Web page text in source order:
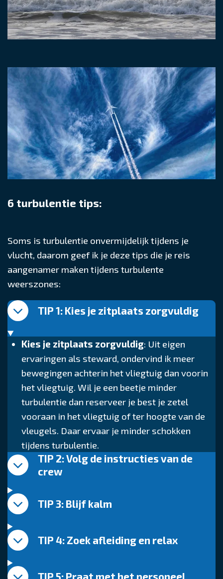
6 turbulentie tips:
Soms is turbulentie onvermijdelijk tijdens je
vlucht, daarom geef ik je deze tips die je reis
aangenamer maken tijdens turbulente
weerszones:
TIP 1: Kies je zitplaats zorgvuldig
Kies je zitplaats zorgvuldig: Uit eigen
ervaringen als steward, ondervind ik meer
bewegingen achterin het vliegtuig dan voorin
het vliegtuig. Wil je een beetje minder
turbulentie dan reserveer je best je zetel
vooraan in het vliegtuig of ter hoogte van de
vleugels. Daar ervaar je minder schokken
tijdens turbulentie.
TIP 2: Volg de instructies van de
crew
TIP 3: Blijf kalm
TIP 4: Zoek afleiding en relax
TIP 5: Praat met het personeel